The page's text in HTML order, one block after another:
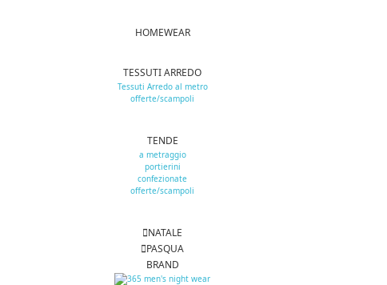
HOMEWEAR
TESSUTI ARREDO
Tessuti Arredo al metro
offerte/scampoli
TENDE
a metraggio
portierini
confezionate
offerte/scampoli
NATALE
PASQUA
BRAND